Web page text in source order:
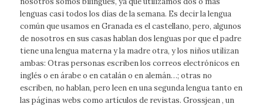
lenguas casi todos los días de la semana. Es decir la lengua
común que usamos en Granada es el castellano, pero, algunos
de nosotros en sus casas hablan dos lenguas por que el padre
tiene una lengua materna y la madre otra, y los niños utilizan
ambas: Otras personas escriben los correos electrónicos en
inglés o en árabe o en catalán o en alemán…; otras no
escriben, no hablan, pero leen en una segunda lengua tanto en
las páginas webs como artículos de revistas. Grossjean , un